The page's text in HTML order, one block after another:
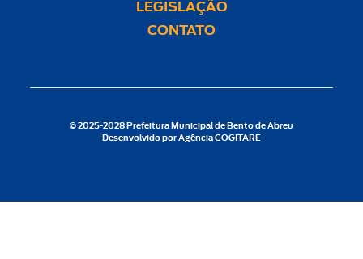
LEGISLAÇÃO
CONTATO
© 2025-2028 Prefeitura Municipal de Bento de Abreu
Desenvolvido por Agência COGITARE